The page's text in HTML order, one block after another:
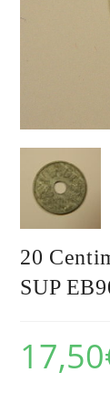
20
SUP
17,50